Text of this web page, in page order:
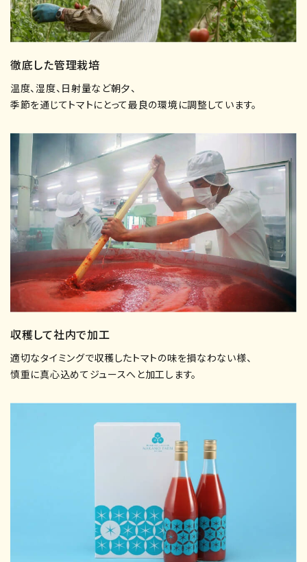
徹底した管理栽培
温度、湿度、日射量など朝夕、
季節を通じてトマトにとって最良の環境に調整しています。
収穫して社内で加工
適切なタイミングで収穫したトマトの味を損なわない様、
慎重に真心込めてジュースへと加工します。